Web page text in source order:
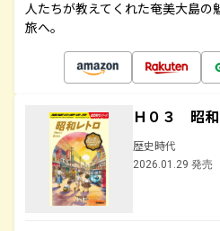
人たちが教えてくれた奄美大島の
旅へ。
Ｈ０３ 昭和
歴史時代
2026.01.29 発売